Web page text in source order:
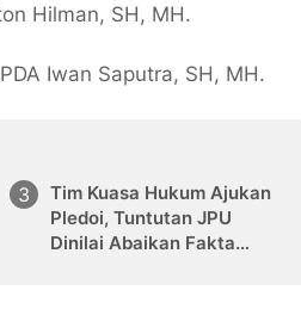
Hilman, SH, MH.
Iwan Saputra, SH, MH.
Tim Kuasa Hukum Ajukan
Pledoi, Tuntutan JPU
Dinilai Abaikan Fakta